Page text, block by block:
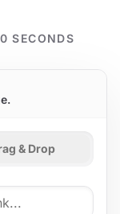
SECONDS
& Drop